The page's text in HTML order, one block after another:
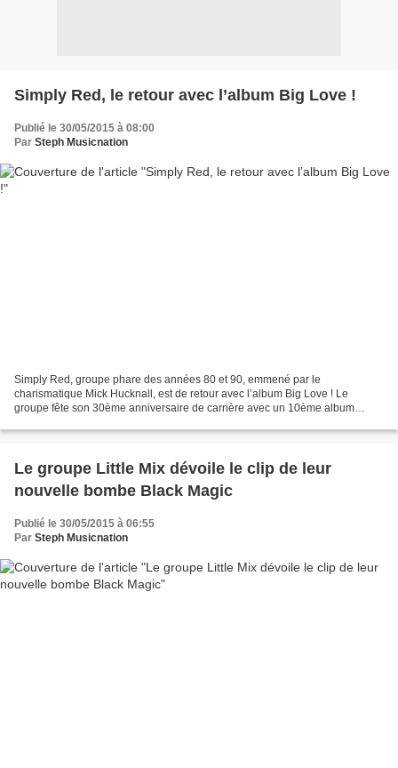
Simply Red, le retour avec l’album Big Love !
Publié le 30/05/2015 à 08:00
Par Steph Musicnation
Simply Red, groupe phare des années 80 et 90, emmené par le
charismatique Mick Hucknall, est de retour avec l’album Big Love ! Le
groupe fête son 30ème anniversaire de carrière avec un 10ème album
Le groupe Little Mix dévoile le clip de leur
nouvelle bombe Black Magic
Publié le 30/05/2015 à 06:55
Par Steph Musicnation